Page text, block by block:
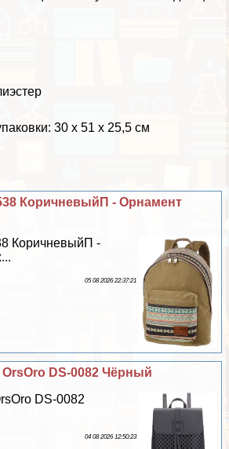
30 х 51 х 25,5 см
КоричневыйП - Орнамент
КоричневыйП -
05 08 2026 22:37:21
DS-0082 Чёрный
DS-0082
04 08 2026 12:50:23